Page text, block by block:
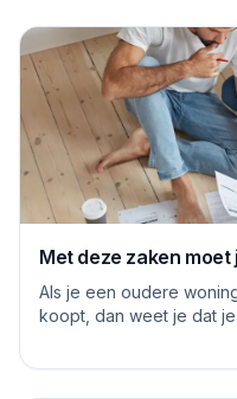
Met deze zaken moet
huis grondig gaat
Als je een oudere
koopt, dan weet je dat